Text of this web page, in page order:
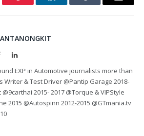
Pinterest LinkedInTumblr Email
FacebookLinkedIn
EXP in Automotive journalists more than
Writer & Test Driver @Pantip Garage 2018-
2015- 2017 @Torque & VIPStyle
2015 @Autospinn 2012-2015 @GTmania.tv